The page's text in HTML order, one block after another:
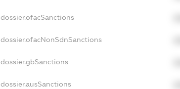
dossier.ofacSanctions
dossier.ofacNonSdnSanctions
dossier.gbSanctions
dossier.ausSanctions